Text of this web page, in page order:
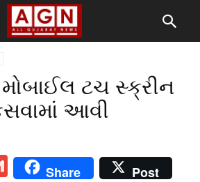
ટચ સ્ક્રીન
આવી
Gmail
Share Post